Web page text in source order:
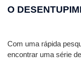
O
Com uma rápida
encontrar uma série